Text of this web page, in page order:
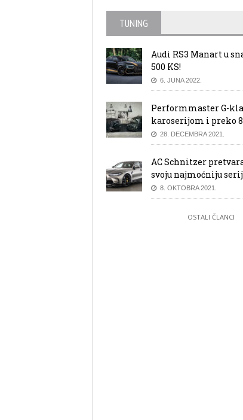
TUNING
Audi RS3 Manart u
500 KS!
6. JUNA 2022.
Performmaster G-
karoserijom i preko
28. DECEMBRA 2021.
AC Schnitzer
svoju najmoćniju
8. OKTOBRA 2021.
OSTALI ČLANCI